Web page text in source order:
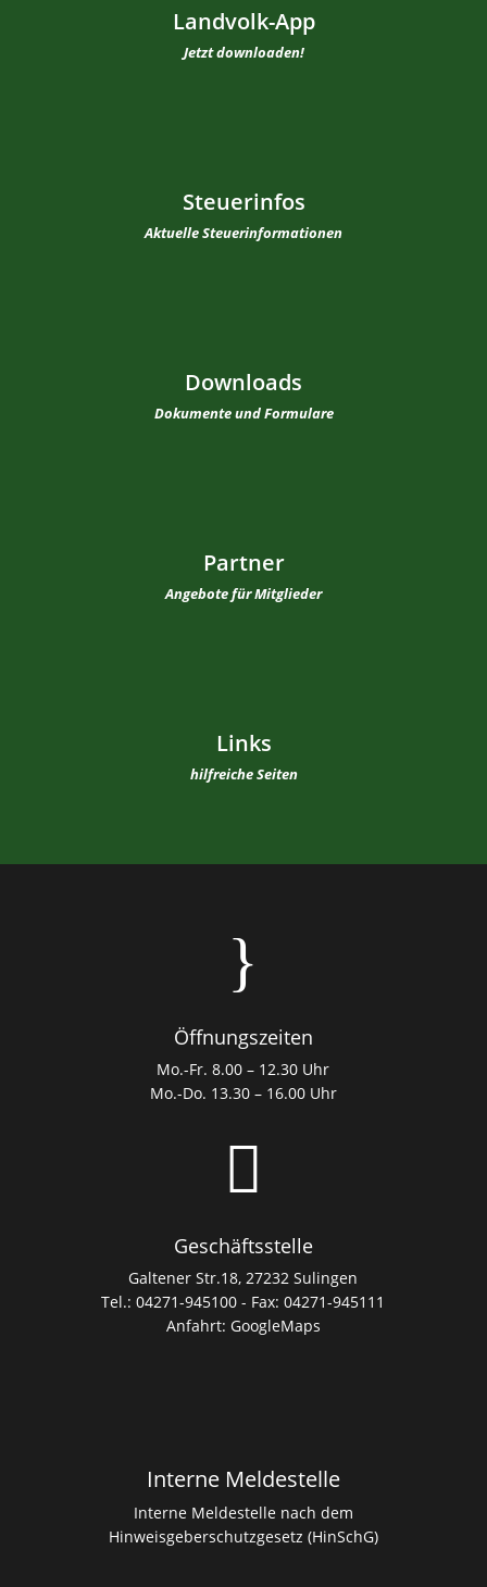
Landvolk-App
Jetzt downloaden!
Steuerinfos
Aktuelle Steuerinformationen
Downloads
Dokumente und Formulare
Partner
Angebote für Mitglieder
Links
hilfreiche Seiten
}
Öffnungszeiten
Mo.-Fr. 8.00 – 12.30 Uhr
Mo.-Do. 13.30 – 16.00 Uhr

Geschäftsstelle
Galtener Str.18, 27232 Sulingen
Tel.: 04271-945100 - Fax: 04271-945111
Anfahrt: GoogleMaps
Interne Meldestelle
Interne Meldestelle nach dem
Hinweisgeberschutzgesetz (HinSchG)